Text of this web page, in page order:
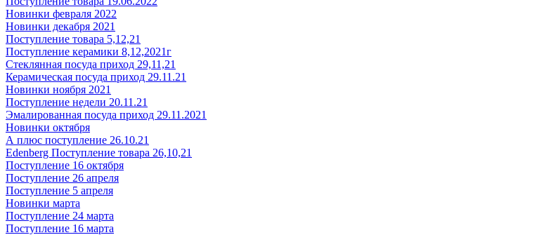
Новинки февраля 2022
Новинки декабря 2021
Поступление товара 5,12,21
Поступление керамики 8,12,2021г
Стеклянная посуда приход 29,11,21
Керамическая посуда приход 29.11.21
Новинки ноября 2021
Поступление недели 20.11.21
Эмалированная посуда приход 29.11.2021
Новинки октября
А плюс поступление 26.10.21
Edenberg Поступление товара 26,10,21
Поступление 16 октября
Поступление 26 апреля
Поступление 5 апреля
Новинки марта
Поступление 24 марта
Поступление 16 марта